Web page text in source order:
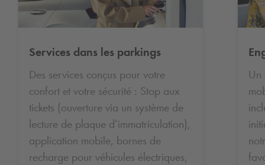
Services dans les parkings
Des services conçus pour votre
confort et votre sécurité : Stop aux
tickets (ouverture via un système de
lecture de plaque d’immatriculation),
application mobile, bornes de
recharge pour véhicules électriques,
Un